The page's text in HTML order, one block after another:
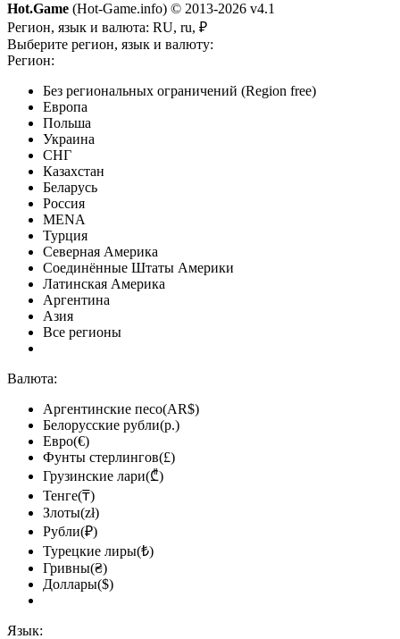
Hot.Game (Hot-Game.info) © 2013-2026 v4.1
Регион, язык и валюта: RU, ru, ₽
Выберите регион, язык и валюту:
Регион:
Без региональных ограничений (Region free)
Европа
Польша
Украина
СНГ
Казахстан
Беларусь
Россия
MENA
Турция
Северная Америка
Соединённые Штаты Америки
Латинская Америка
Аргентина
Азия
Все регионы
Валюта:
Аргентинские песо(AR$)
Белорусские рубли(р.)
Евро(€)
Фунты стерлингов(£)
Грузинские лари(₾)
Тенге(₸)
Злоты(zł)
Рубли(₽)
Турецкие лиры(₺)
Гривны(₴)
Доллары($)
Язык: